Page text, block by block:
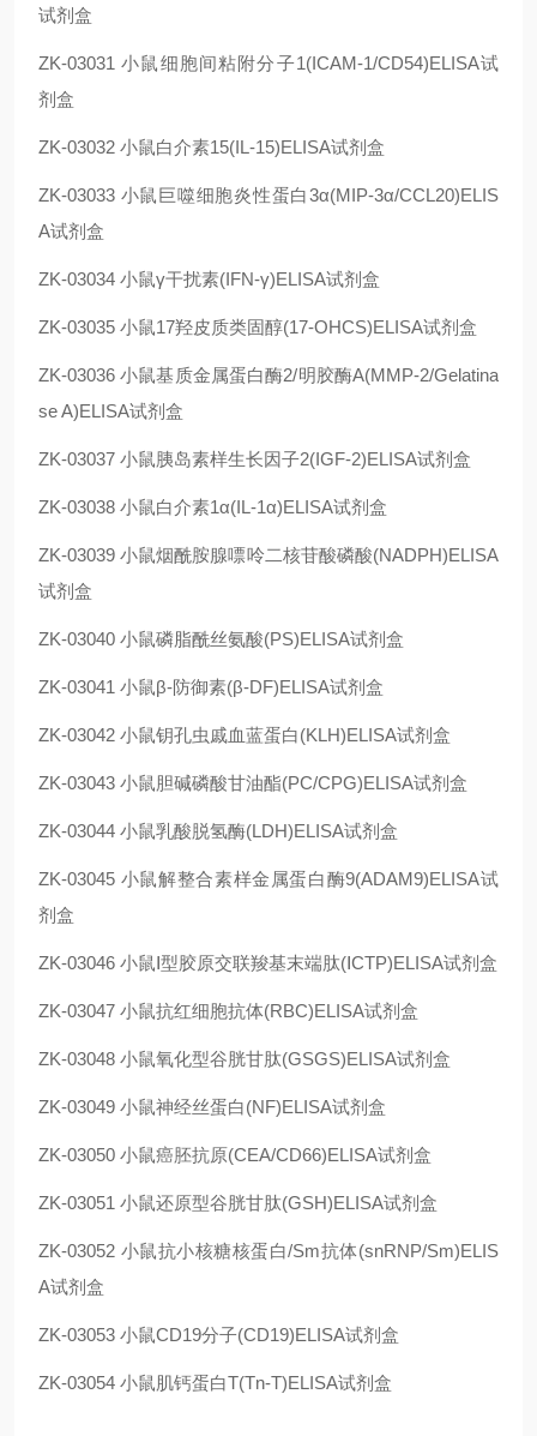
试剂盒
ZK-03031 小鼠细胞间粘附分子1(ICAM-1/CD54)ELISA试
剂盒
ZK-03032 小鼠白介素15(IL-15)ELISA试剂盒
ZK-03033 小鼠巨噬细胞炎性蛋白3α(MIP-3α/CCL20)ELIS
A试剂盒
ZK-03034 小鼠γ干扰素(IFN-γ)ELISA试剂盒
ZK-03035 小鼠17羟皮质类固醇(17-OHCS)ELISA试剂盒
ZK-03036 小鼠基质金属蛋白酶2/明胶酶A(MMP-2/Gelatina
se A)ELISA试剂盒
ZK-03037 小鼠胰岛素样生长因子2(IGF-2)ELISA试剂盒
ZK-03038 小鼠白介素1α(IL-1α)ELISA试剂盒
ZK-03039 小鼠烟酰胺腺嘌呤二核苷酸磷酸(NADPH)ELISA
试剂盒
ZK-03040 小鼠磷脂酰丝氨酸(PS)ELISA试剂盒
ZK-03041 小鼠β-防御素(β-DF)ELISA试剂盒
ZK-03042 小鼠钥孔虫戚血蓝蛋白(KLH)ELISA试剂盒
ZK-03043 小鼠胆碱磷酸甘油酯(PC/CPG)ELISA试剂盒
ZK-03044 小鼠乳酸脱氢酶(LDH)ELISA试剂盒
ZK-03045 小鼠解整合素样金属蛋白酶9(ADAM9)ELISA试
剂盒
ZK-03046 小鼠Ⅰ型胶原交联羧基末端肽(ⅠCTP)ELISA试剂盒
ZK-03047 小鼠抗红细胞抗体(RBC)ELISA试剂盒
ZK-03048 小鼠氧化型谷胱甘肽(GSGS)ELISA试剂盒
ZK-03049 小鼠神经丝蛋白(NF)ELISA试剂盒
ZK-03050 小鼠癌胚抗原(CEA/CD66)ELISA试剂盒
ZK-03051 小鼠还原型谷胱甘肽(GSH)ELISA试剂盒
ZK-03052 小鼠抗小核糖核蛋白/Sm抗体(snRNP/Sm)ELIS
A试剂盒
ZK-03053 小鼠CD19分子(CD19)ELISA试剂盒
ZK-03054 小鼠肌钙蛋白T(Tn-T)ELISA试剂盒